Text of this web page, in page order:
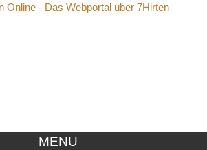
MENU